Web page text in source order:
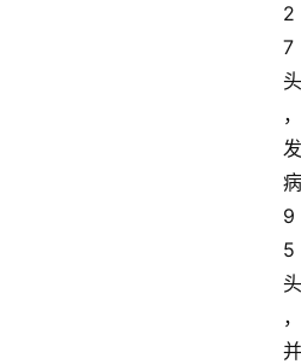
2
7
头
，
发
病
9
5
头
，
并